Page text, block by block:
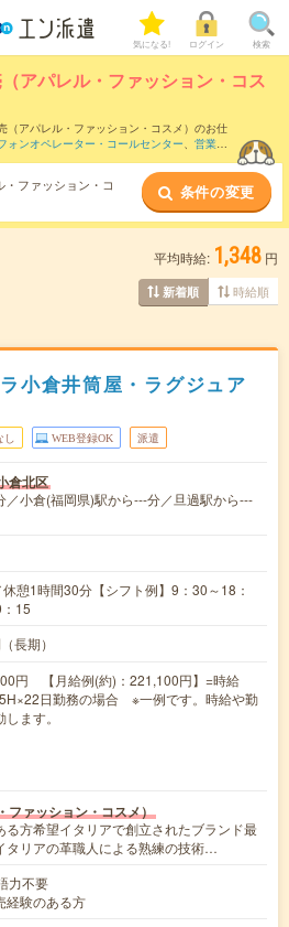
気になる! ログイン 検索
アパレル・ファッション・コス
（アパレル・ファッション・コスメ）のお仕
ォンオペレーター・コールセンター、 営業・
などのこだわり条件で絞り込ん
レル・ファッション・コスメ）のお仕事と
ファッション・コ
条件の変更
平均時給: 1,348 円
新着順 時給順
小倉井筒屋・ラグジュア
WEB登録OK 派遣
倉北区
／小倉(福岡県)駅から---分／旦過駅から---
憩1時間30分【シフト例】9：30～18：
15
長期）
円 【月給例(約)：221,100円】=時給
日勤務の場合 ※一例です。時給や勤
ます。
ファッション・コスメ）
る方希望イタリアで創立されたブランド最
タリアの革職人による熟練の技術…
力不要
経験のある方